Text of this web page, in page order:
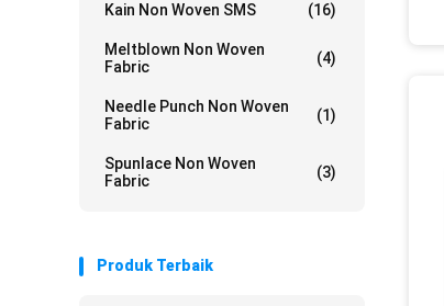
Kain Non Woven SMS (16)
Meltblown Non Woven
Fabric
(4)
Needle Punch Non Woven
Fabric
(1)
Spunlace Non Woven
Fabric
(3)
Produk Terbaik